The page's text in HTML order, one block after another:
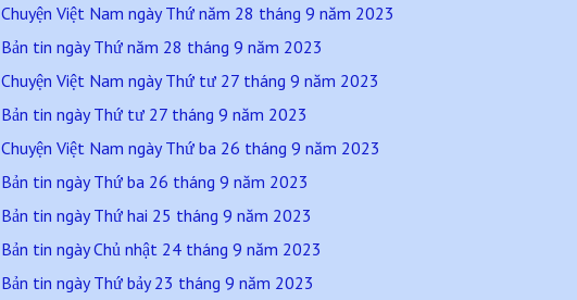
Chuyện Việt Nam ngày Thứ năm 28 tháng 9 năm 2023
Bản tin ngày Thứ năm 28 tháng 9 năm 2023
Chuyện Việt Nam ngày Thứ tư 27 tháng 9 năm 2023
Bản tin ngày Thứ tư 27 tháng 9 năm 2023
Chuyện Việt Nam ngày Thứ ba 26 tháng 9 năm 2023
Bản tin ngày Thứ ba 26 tháng 9 năm 2023
Bản tin ngày Thứ hai 25 tháng 9 năm 2023
Bản tin ngày Chủ nhật 24 tháng 9 năm 2023
Bản tin ngày Thứ bảy 23 tháng 9 năm 2023